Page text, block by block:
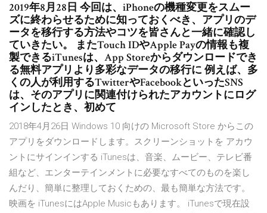
2019年8月28日 今回は、iPhoneの機種変更をスムー
ズに終わらせるために知っておくべき、アプリのデ
ータを移行する方法やコツを皆さんと一緒に確認し
ていきたい。 またTouch IDやApple Payの情報も複
製できるiTunesは、App Storeからダウンロードでき
る無料アプリより多彩なデータの移行に 例えば、多
くの人が利用するTwitterやFacebookといったSNS
は、そのアプリに関連付けられたアカウントにログ
インしたとき、初めて
2018年4月26日 Windows 10 向けの Microsoft Store からこの
アプリをダウンロードします。スクリーンショットを アカウ
ントにサインインする iTunesは、音楽、ムービー、テレビ番
組など、エンターテインメントに必要なすべてのものを楽し
んだり、簡単に整理しておくための、最も簡単な方法です。
映画を iTunesにはApple Musicもあります。 iTunesで現在設